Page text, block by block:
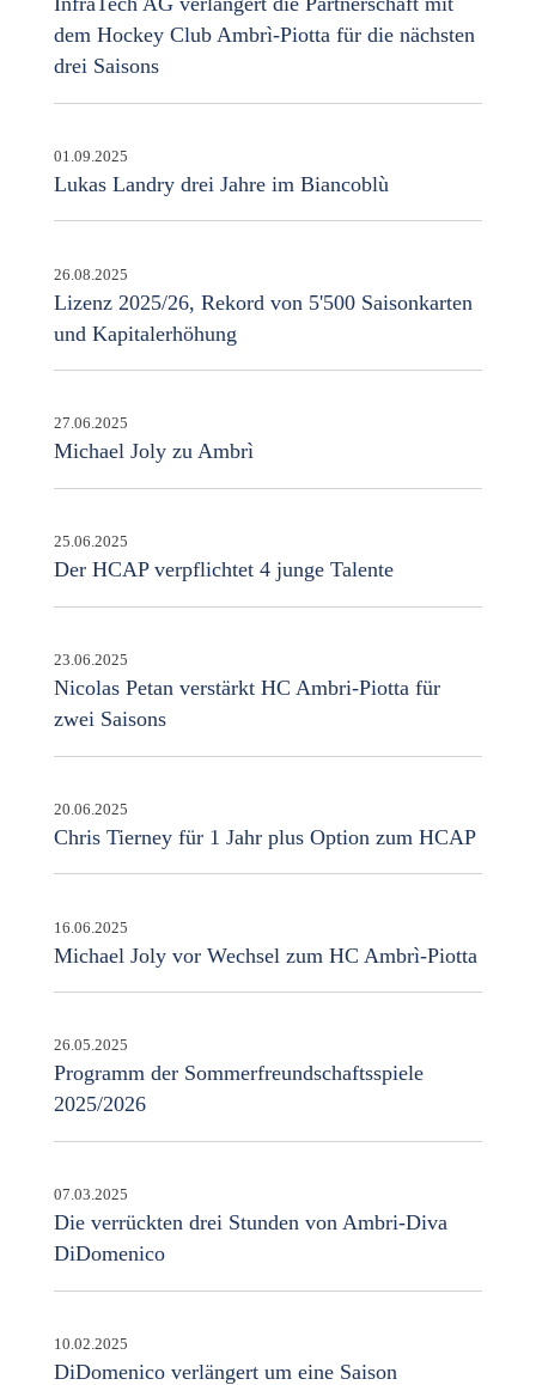
dem Hockey Club Ambrì-Piotta für die nächsten
drei Saisons
01.09.2025
Lukas Landry drei Jahre im Biancoblù
26.08.2025
Lizenz 2025/26, Rekord von 5'500 Saisonkarten
und Kapitalerhöhung
27.06.2025
Michael Joly zu Ambrì
25.06.2025
Der HCAP verpflichtet 4 junge Talente
23.06.2025
Nicolas Petan verstärkt HC Ambri-Piotta für
zwei Saisons
20.06.2025
Chris Tierney für 1 Jahr plus Option zum HCAP
16.06.2025
Michael Joly vor Wechsel zum HC Ambrì-Piotta
26.05.2025
Programm der Sommerfreundschaftsspiele
2025/2026
07.03.2025
Die verrückten drei Stunden von Ambri-Diva
DiDomenico
10.02.2025
DiDomenico verlängert um eine Saison